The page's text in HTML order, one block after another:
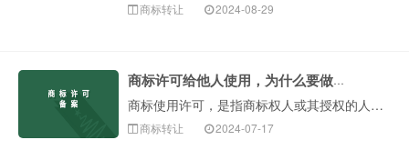
商标转让 2024-08-29
商标许可给他人使用，为什么要做许可备案？
商标使用许可，是指商标权人或其授权的人将注册商标许可他人使用，被许可使用人支付使用费的行为。根据法律规定，许可他人使用其注册商标的，许可人应当在许可合···
商标转让 2024-07-17